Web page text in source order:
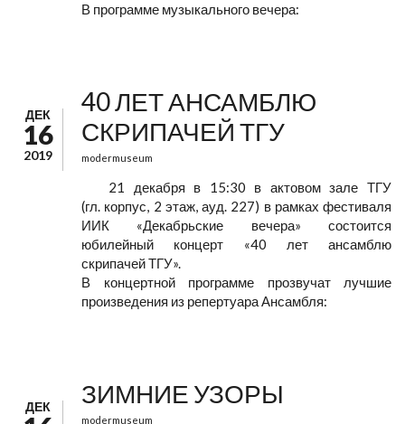
В программе музыкального вечера:
ДЕК
16
2019
40 ЛЕТ АНСАМБЛЮ
СКРИПАЧЕЙ ТГУ
modermuseum
21 декабря в 15:30 в актовом зале ТГУ
(гл. корпус, 2 этаж, ауд. 227) в рамках фестиваля
ИИК «Декабрьские вечера» состоится
юбилейный концерт «40 лет ансамблю
скрипачей ТГУ».
В концертной программе прозвучат лучшие
произведения из репертуара Ансамбля:
ДЕК ЗИМНИЕ УЗОРЫ
modermuseum